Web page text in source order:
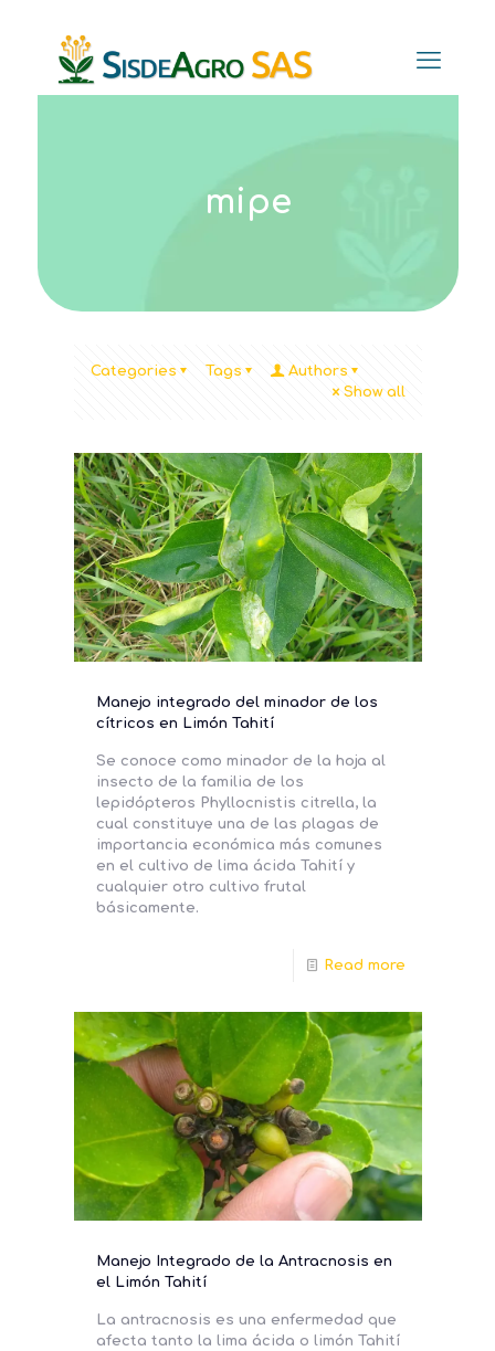
mipe
Categories Tags
Authors
Show all
Manejo integrado del minador de los
cítricos en Limón Tahití
Se conoce como minador de la hoja al
insecto de la familia de los
lepidópteros Phyllocnistis citrella, la
cual constituye una de las plagas de
importancia económica más comunes
en el cultivo de lima ácida Tahití y
cualquier otro cultivo frutal
básicamente.
Read more
Manejo Integrado de la Antracnosis en
el Limón Tahití
La antracnosis es una enfermedad que
afecta tanto la lima ácida o limón Tahití